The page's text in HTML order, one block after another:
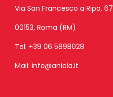
Via San Francesco a Ripa, 67
00153, Roma (RM)
Tel: +39 06 5898028
Mail: info@anicia.it